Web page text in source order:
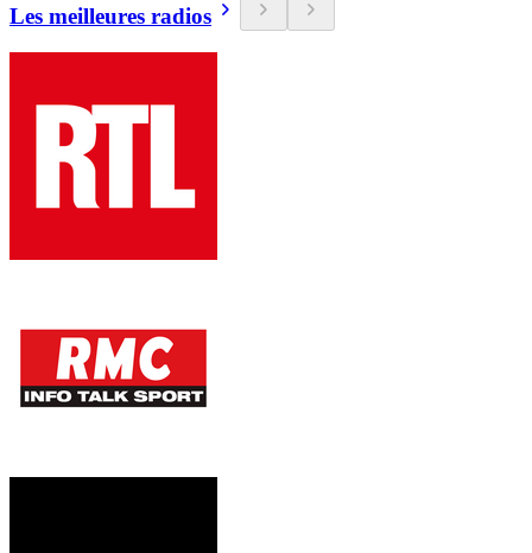
Les meilleures radios